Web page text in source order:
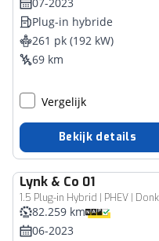
Plug-in hybride
261 pk (192 kW)
69 km
Vergelijk
Bekijk details
Lynk & Co 01
82.259 km
06-2023